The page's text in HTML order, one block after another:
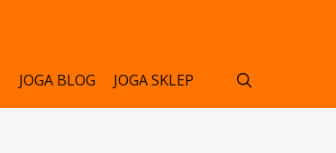
JOGA BLOG JOGA SKLEP